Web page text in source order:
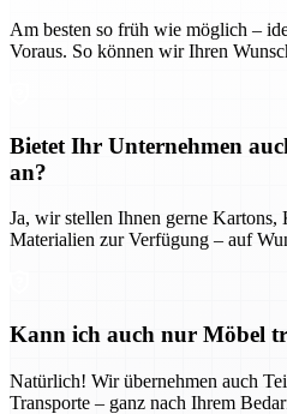
Am besten so früh wie möglich –
Voraus. So können wir Ihren
Bietet Ihr Unternehmen
an?
Ja, wir stellen Ihnen gerne Kartons,
Materialien zur Verfügung – auf
Kann ich auch nur Möbel
Natürlich! Wir übernehmen auch
Transporte – ganz nach Ihrem